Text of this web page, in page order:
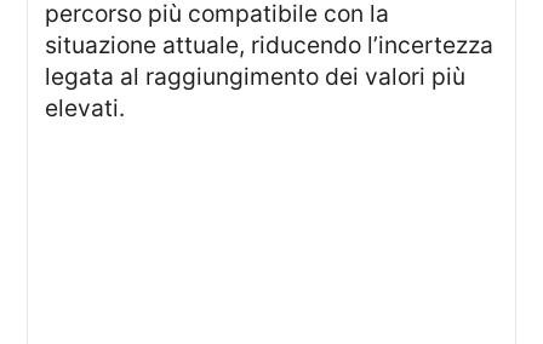
percorso più compatibile con la
situazione attuale, riducendo l’incertezza
legata al raggiungimento dei valori più
elevati.